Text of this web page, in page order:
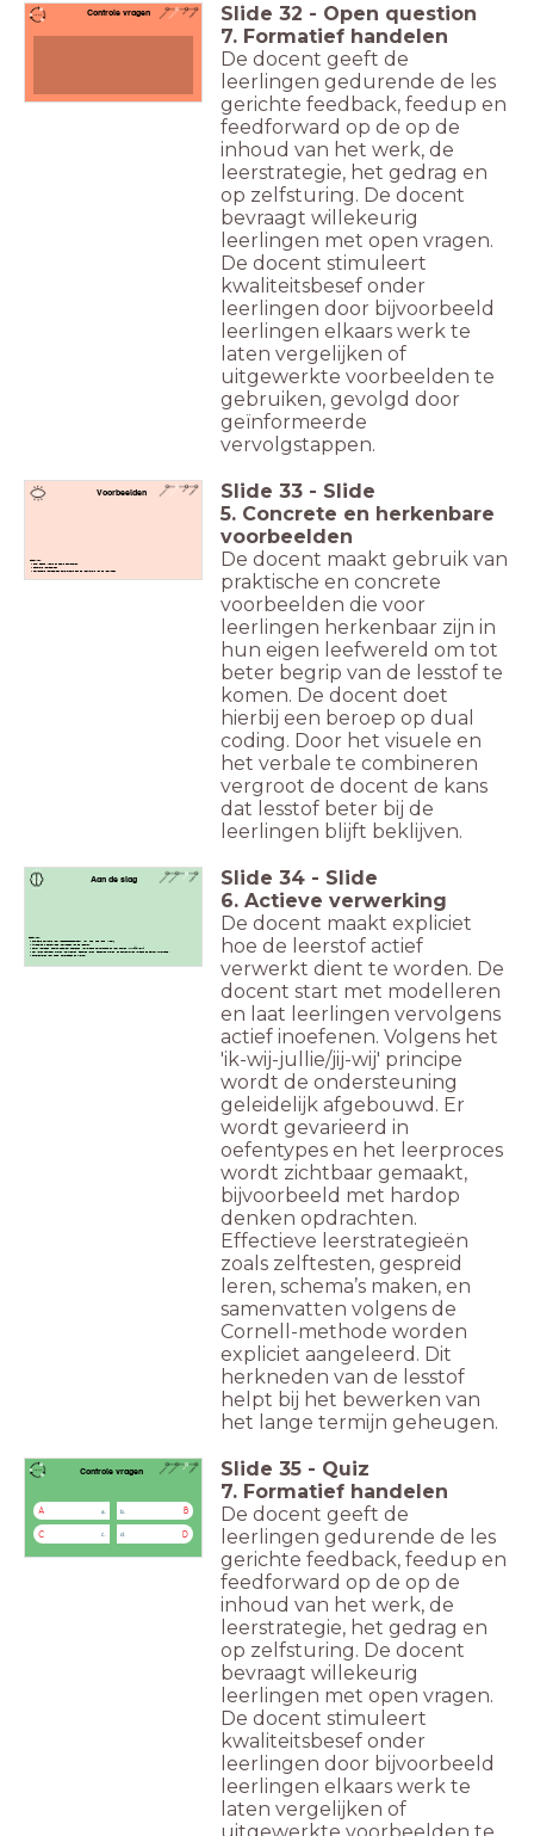
Controle vragen Slide 32 - Open question
7. Formatief handelen
De docent geeft de
leerlingen gedurende de les
gerichte feedback, feedup en
feedforward op de op de
inhoud van het werk, de
leerstrategie, het gedrag en
op zelfsturing. De docent
bevraagt willekeurig
leerlingen met open vragen.
De docent stimuleert
kwaliteitsbesef onder
leerlingen door bijvoorbeeld
leerlingen elkaars werk te
laten vergelijken of
uitgewerkte voorbeelden te
gebruiken, gevolgd door
geïnformeerde
vervolgstappen.
Voorbeelden
Checklist:
Dual Coding (woord en beeld combineren)
Concrete voorbeelden
Herkenbare voorbeelden gerelateerd aan de leefwereld van de leerlingen
Slide 33 - Slide
5. Concrete en herkenbare
voorbeelden
De docent maakt gebruik van
praktische en concrete
voorbeelden die voor
leerlingen herkenbaar zijn in
hun eigen leefwereld om tot
beter begrip van de lesstof te
komen. De docent doet
hierbij een beroep op dual
coding. Door het visuele en
het verbale te combineren
vergroot de docent de kans
dat lesstof beter bij de
leerlingen blijft beklijven.
Aan de slag
Checklist:
Expliciete instructie voor toepassingsopdracht: wat, hoe, hoe lang, klaar?
Afwisseling in oefentypes (herkneden van de lesstof)
Eerst voordoen, daarna begeleidt inoefenen, vervolgens zelfstanding en weer samen (ik--wij-jij/jullie-wij)
Het leren zichtbaar maken (zelftesten, gespreid leren, schema’s maken, en samenvatten volgens de Cornell-methode )
Differentiëren waar nodig: heterogeen en flexibel.
Slide 34 - Slide
6. Actieve verwerking
De docent maakt expliciet
hoe de leerstof actief
verwerkt dient te worden. De
docent start met modelleren
en laat leerlingen vervolgens
actief inoefenen. Volgens het
'ik-wij-jullie/jij-wij' principe
wordt de ondersteuning
geleidelijk afgebouwd. Er
wordt gevarieerd in
oefentypes en het leerproces
wordt zichtbaar gemaakt,
bijvoorbeeld met hardop
denken opdrachten.
Effectieve leerstrategieën
zoals zelftesten, gespreid
leren, schema’s maken, en
samenvatten volgens de
Cornell-methode worden
expliciet aangeleerd. Dit
herkneden van de lesstof
helpt bij het bewerken van
het lange termijn geheugen.
Controle vragen
A a. B
b.
C c. D
d.
Slide 35 - Quiz
7. Formatief handelen
De docent geeft de
leerlingen gedurende de les
gerichte feedback, feedup en
feedforward op de op de
inhoud van het werk, de
leerstrategie, het gedrag en
op zelfsturing. De docent
bevraagt willekeurig
leerlingen met open vragen.
De docent stimuleert
kwaliteitsbesef onder
leerlingen door bijvoorbeeld
leerlingen elkaars werk te
laten vergelijken of